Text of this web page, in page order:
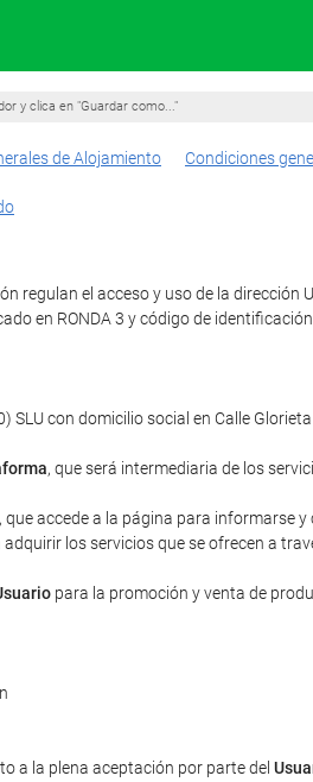
y clica en "Guardar como..."
de Alojamiento Condiciones
regulan el acceso y uso de la
en RONDA 3 y código de
SLU con domicilio social en Calle
, que será intermediaria de los
que accede a la página para informarse
los servicios que se ofrecen a
para la promoción y venta de
a la plena aceptación por parte del